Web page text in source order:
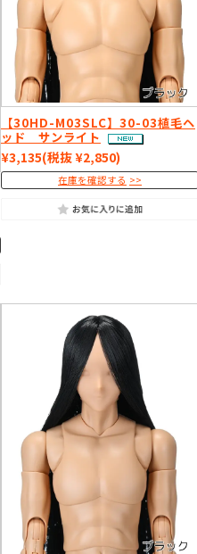
【30HD-M03SLC】30-03植毛ヘ
ッド サンライト
¥3,135(税抜 ¥2,850)
在庫を確認する